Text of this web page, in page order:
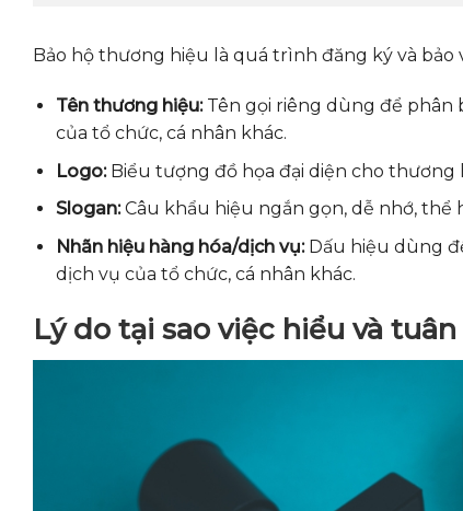
Bảo hộ thương hiệu là quá trình đăng ký và
Tên thương hiệu:Tên gọi riêng dùng để phân
của tổ chức, cá nhân khác.
Logo:Biểu tượng đồ họa đại diện cho thương
Slogan:Câu khẩu hiệu ngắn gọn, dễ nhớ, thể
Nhãn hiệu hàng hóa/dịch vụ:Dấu hiệu dùng
dịch vụ của tổ chức, cá nhân khác.
Lý do tại sao việc hiểu và